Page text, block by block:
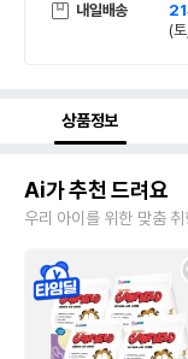
내일배송 21
(
상품정보
Ai가 추천 드려요
우리 아이를 위한 맞춤